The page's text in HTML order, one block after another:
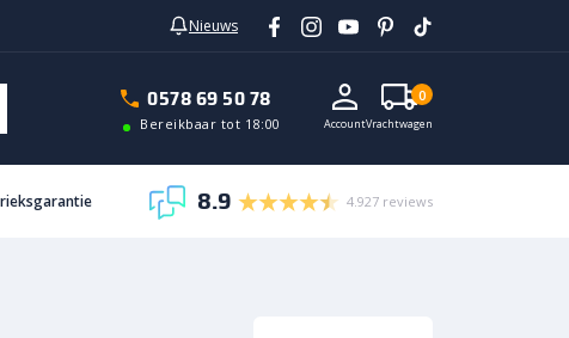
Nieuws
0578 69 50 78
Bereikbaar tot 18:00 AccountVrachtwagen
0
8.9 4.927 reviews
In vrachtwagen